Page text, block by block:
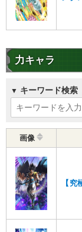
力キャラ
キーワード検索
画像
【